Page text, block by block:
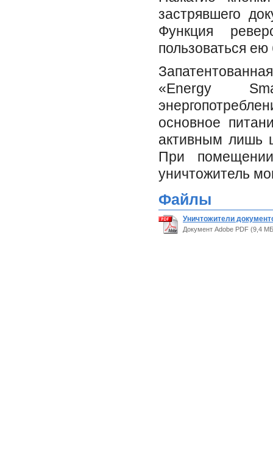
застрявшего
Функция
пользоваться
«Energy
основное
активным лишь
При
уничтожитель
Файлы
Уничтожители
Документ Adobe PDF (9,4